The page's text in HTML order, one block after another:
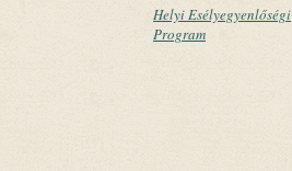
Helyi Esélyegyenlőségi
Program